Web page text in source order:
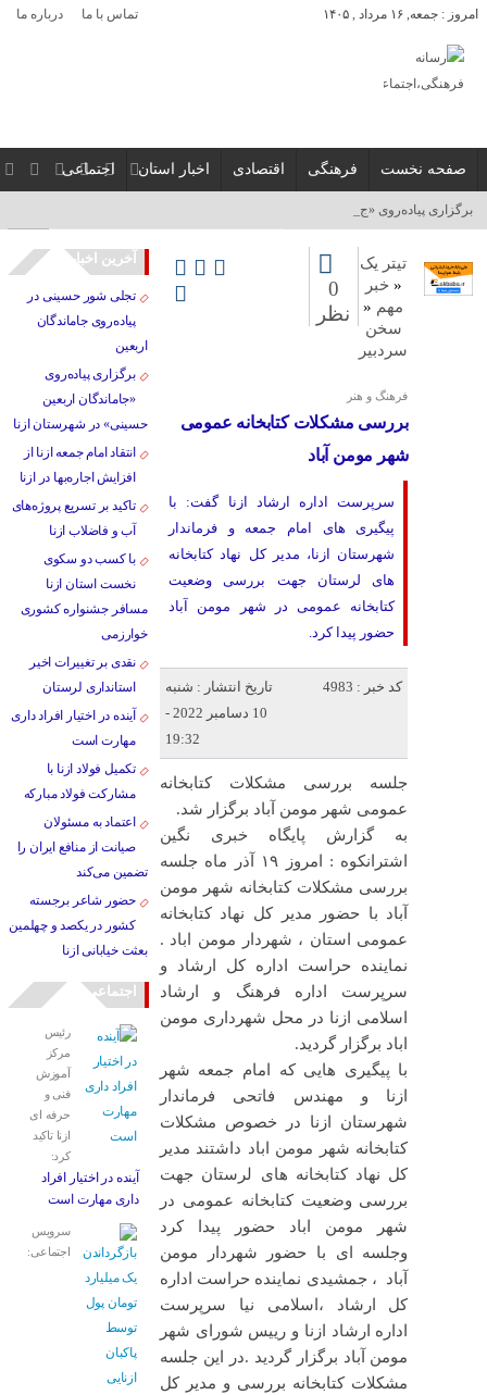
امروز : جمعه, ۱۶ مرداد , ۱۴۰۵ تماس با ما درباره ما
صفحه نخست فرهنگی اقتصادی اخبار استان اجتماعی
برگزاری پیاده‌روی «جاماند_
تیتر یک
« خبر
مهم «
سخن
سردبیر
0
نظر
فرهنگ و هنر
بررسی مشکلات کتابخانه عمومی
شهر مومن آباد
سرپرست اداره ارشاد ازنا گفت: با
پیگیری های امام جمعه و فرماندار
شهرستان ازنا، مدیر کل نهاد کتابخانه
های لرستان جهت بررسی وضعیت
کتابخانه عمومی در شهر مومن آباد
حضور پیدا کرد.
کد خبر : 4983
تاریخ انتشار : شنبه
10 دسامبر 2022 -
19:32
جلسه بررسی مشکلات کتابخانه
عمومی شهر مومن آباد برگزار شد.
به گزارش پایگاه خبری نگین
اشترانکوه : امروز ۱۹ آذر ماه جلسه
بررسی مشکلات کتابخانه شهر مومن
آباد با حضور مدیر کل نهاد کتابخانه
عمومی استان ، شهردار مومن اباد .
نماینده حراست اداره کل ارشاد و
سرپرست اداره فرهنگ و ارشاد
اسلامی ازنا در محل شهرداری مومن
اباد برگزار گردید.
با پیگیری هایی که امام جمعه شهر
ازنا و مهندس فاتحی فرماندار
شهرستان ازنا در خصوص مشکلات
کتابخانه شهر مومن اباد داشتند مدیر
کل نهاد کتابخانه های لرستان جهت
بررسی وضعیت کتابخانه عمومی در
شهر مومن اباد حضور پیدا کرد
وجلسه ای با حضور شهردار مومن
آباد ، جمشیدی نماینده حراست اداره
کل ارشاد ،اسلامی نیا سرپرست
اداره ارشاد ازنا و رییس شورای شهر
مومن آباد برگزار گردید .در این جلسه
مشکلات کتابخانه بررسی و مدیر کل
آخرین اخبار
تجلی شور حسینی در
پیاده‌روی جاماندگان
اربعین
برگزاری پیاده‌روی
«جاماندگان اربعین
حسینی» در شهرستان ازنا
انتقاد امام جمعه ازنا از
افزایش اجاره‌بها در ازنا
تاکید بر تسریع پروژه‌های
آب و فاضلاب ازنا
با کسب دو سکوی
نخست استان ازنا
مسافر جشنواره کشوری
خوارزمی
نقدی بر تغییرات اخیر
استانداری لرستان
آینده در اختیار افراد داری
مهارت است
تکمیل فولاد ازنا با
مشارکت فولاد مبارکه
اعتماد به مسئولان
صیانت از منافع ایران را
تضمین می‌کند
حضور شاعر برجسته
کشور در یکصد و چهلمین
بعثت خیابانی ازنا
اجتماعی
رئیس
مرکز
آموزش
فنی و
حرفه ای
ازنا تاکید
کرد:
آینده در اختیار افراد
داری مهارت است
سرویس
اجتماعی: